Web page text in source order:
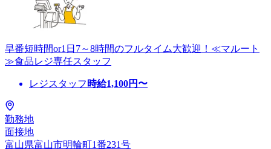
早番短時間or1日7～8時間のフルタイム大歓迎！≪マルート
≫食品レジ専任スタッフ
レジスタッフ 時給1,100円〜
勤務地
面接地
富山県富山市明輪町1番231号